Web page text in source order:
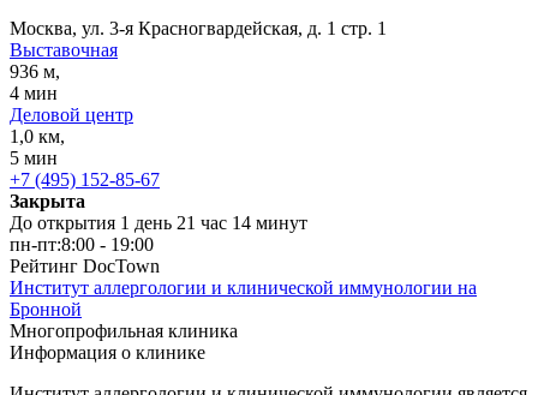
Москва, ул. 3-я Красногвардейская, д. 1 стр. 1
Выставочная
936 м,
4 мин
Деловой центр
1,0 км,
5 мин
+7 (495) 152-85-67
Закрыта
До открытия 1 день 21 час 14 минут
пн-пт:8:00 - 19:00
Рейтинг DocTown
Институт аллергологии и клинической иммунологии на
Бронной
Многопрофильная клиника
Информация о клинике